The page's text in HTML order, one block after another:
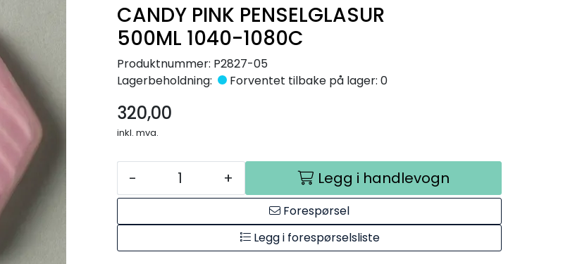
CANDY PINK PENSELGLASUR
500ML 1040-1080C
Produktnummer: P2827-05
Lagerbeholdning:
Forventet tilbake på lager: 0
320,00
inkl. mva.
- + Legg i handlevogn
Forespørsel
Legg i forespørselsliste